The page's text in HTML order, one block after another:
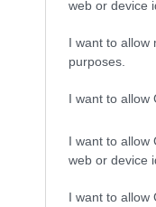
web or device
I want to allow
purposes.
I want to allow
I want to allow
web or device
I want to allow